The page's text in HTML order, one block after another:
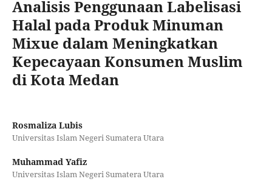
Analisis Penggunaan Labelisasi
Halal pada Produk Minuman
Mixue dalam Meningkatkan
Kepecayaan Konsumen Muslim
di Kota Medan
Rosmaliza Lubis
Universitas Islam Negeri Sumatera Utara
Muhammad Yafiz
Universitas Islam Negeri Sumatera Utara